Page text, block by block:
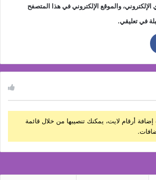
والموقع الإلكتروني في هذا المتصفح
في تعليقي.
أرقام لايت، يمكنك تنصيبها من خلال قائمة